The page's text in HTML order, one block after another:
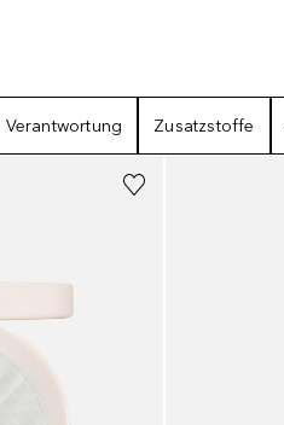
Verantwortung Zusatzstoffe
+16